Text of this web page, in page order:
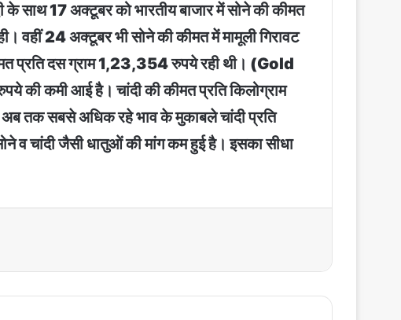
के साथ 17 अक्टूबर को भारतीय बाजार में सोने की कीमत
24 अक्टूबर भी सोने की कीमत में मामूली गिरावट
प्रति दस ग्राम 1,23,354 रुपये रही थी। (Gold
की कमी आई है। चांदी की कीमत प्रति किलोग्राम
तक सबसे अधिक रहे भाव के मुकाबले चांदी प्रति
व चांदी जैसी धातुओं की मांग कम हुई है। इसका सीधा